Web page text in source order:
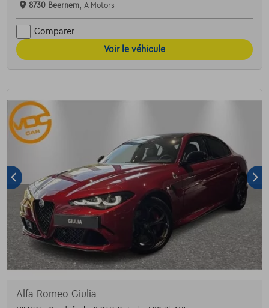
8730 Beernem, A Motors
Comparer
Voir le véhicule
Alfa Romeo Giulia